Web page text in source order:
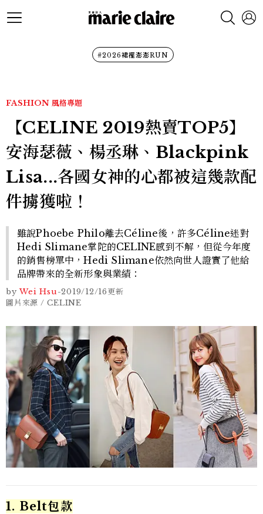
#2026裙襬澎澎RUN
FASHION 風格專題
【CELINE 2019熱賣TOP5】
安海瑟薇、楊丞琳、Blackpink
Lisa...各國女神的心都被這幾款配
件擄獲啦！
雖說Phoebe Philo離去Céline後，許多Céline迷對
Hedi Slimane掌陀的CELINE感到不解，但從今年度
的銷售榜單中，Hedi Slimane依然向世人證實了他給
品牌帶來的全新形象與業績：
by Wei Hsu-2019/12/16更新
圖片來源 / CELINE
1. Belt包款